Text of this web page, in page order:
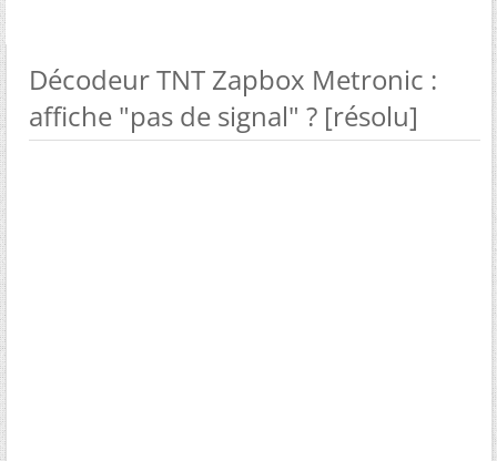
Décodeur TNT Zapbox Metronic :
affiche "pas de signal" ? [résolu]